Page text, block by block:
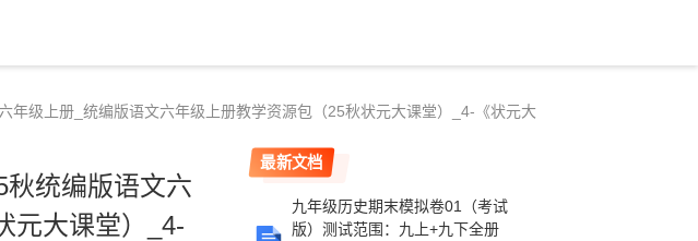
级上册_统编版语文六年级上册教学资源包（25秋状元大课堂）_4-《状元大
统编版语文六
元大课堂）_4-
最新文档
九年级历史期末模拟卷01（考试
版）测试范围：九上+九下全册